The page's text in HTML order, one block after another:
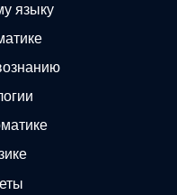
языку